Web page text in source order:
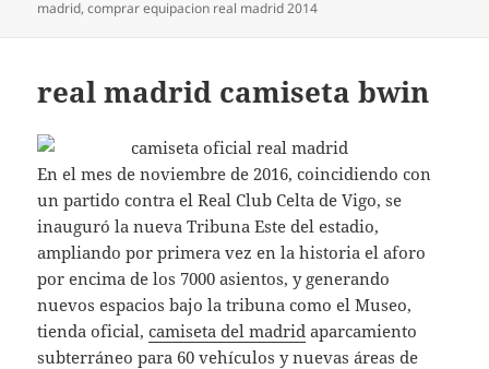
madrid,comprar equipacion real madrid 2014
real madrid camiseta bwin
En el mes de noviembre de 2016, coincidiendo con
un partido contra el Real Club Celta de Vigo, se
inauguró la nueva Tribuna Este del estadio,
ampliando por primera vez en la historia el aforo
por encima de los 7000 asientos, y generando
nuevos espacios bajo la tribuna como el Museo,
tienda oficial,camiseta del madrid aparcamiento
subterráneo para 60 vehículos y nuevas áreas de